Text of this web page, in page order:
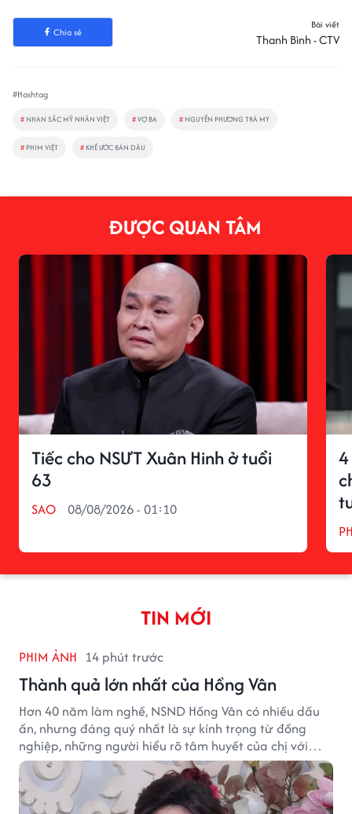
Chia sẻ
Bài viết
Thanh Bình - CTV
#Hashtag
# NHAN SẮC MỸ NHÂN VIỆT #VỢ BA # NGUYỄN PHƯƠNG TRÀ MY
# PHIM VIỆT # KHẾ ƯỚC BÁN DÂU
ĐƯỢC QUAN TÂM
Tiếc cho NSƯT Xuân Hinh ở tuổi
63
SAO 08/08/2026 - 01:10
TIN MỚI
PHIM ẢNH 14 phút trước
Thành quả lớn nhất của Hồng Vân
Hơn 40 năm làm nghề, NSND Hồng Vân có nhiều dấu
ấn, nhưng đáng quý nhất là sự kính trọng từ đồng
nghiệp, những người hiểu rõ tâm huyết của chị với
nghệ thuật.